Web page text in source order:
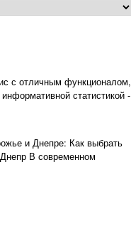
с отличным функционалом,
статистикой -
и Днепре: Как выбрать
В современном